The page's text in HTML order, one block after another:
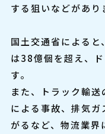
する狙いなどがあり
国土交通省による
は38億個を超え、
す。
また、トラック輸
による事故、排気
がるなど、物流業界